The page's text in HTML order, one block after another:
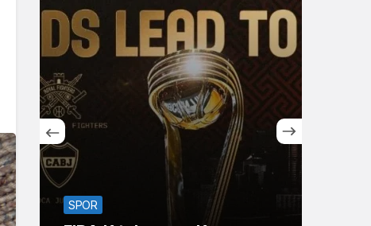
Sistem Modu
Sistem modunu seçin.
SPOR